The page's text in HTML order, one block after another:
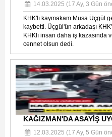
14.03.2025 (17 Ay, 3 Gün
KHK'lı kaymakam Musa Üçgül
kaybetti. Üçgül'ün arkadaşı
KHKlı insan daha iş kazasında
cennet olsun dedi.
KAĞIZMAN'DA ASAYİŞ
12.03.2025 (17 Ay, 5 Gün